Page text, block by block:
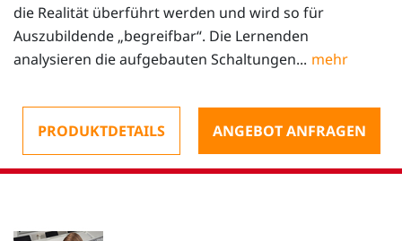
die Realität überführt werden und wird so für
Auszubildende „begreifbar“. Die Lernenden
analysieren die aufgebauten Schaltungen...
PRODUKTDETAILS ANGEBOT ANFRAGEN